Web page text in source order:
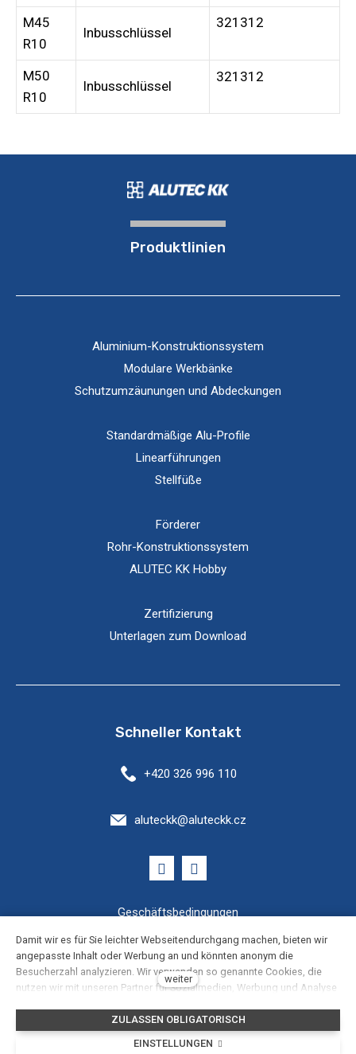
M45
R10
Inbusschlüssel
321312
M50
R10
Inbusschlüssel
321312
Produktlinien
Aluminium-Konstruktionssystem
Modulare Werkbänke
Schutzumzäunungen und Abdeckungen
Standardmäßige Alu-Profile
Linearführungen
Stellfüße
Förderer
Rohr-Konstruktionssystem
ALUTEC KK Hobby
Zertifizierung
Unterlagen zum Download
Schneller Kontakt
+420 326 996 110
aluteckk@aluteckk.cz
Geschäftsbedingungen
Cookies Einstellung
Datenschutz
This web runs onsolidpixels.
Damit wir es für Sie leichter Webseitendurchgang machen, bieten wir
angepasste Inhalt oder Werbung an und könnten anonym die
Besucherzahl analyzieren. Wir verwenden so genannte Cookies, die
nutzen wir mit unseren Partner für Sozialmedien, Werbung und Analyse
jederzeit könnten Sie im Webfuß ändern. Ausführliche Informationen
finden Sie in unseren Grundsätzen des Schutzes personenbezogener
weiter
ZULASSEN OBLIGATORISCH
EINSTELLUNGEN